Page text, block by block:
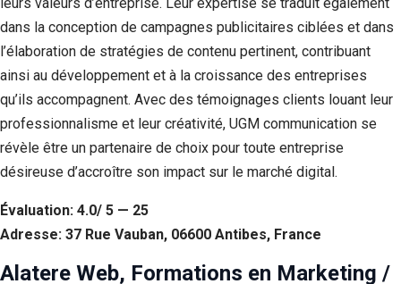
dans la conception de campagnes publicitaires ciblées et dans
l’élaboration de stratégies de contenu pertinent, contribuant
ainsi au développement et à la croissance des entreprises
qu’ils accompagnent. Avec des témoignages clients louant leur
professionnalisme et leur créativité, UGM communication se
révèle être un partenaire de choix pour toute entreprise
désireuse d’accroître son impact sur le marché digital.
Évaluation: 4.0/ 5 — 25
Adresse: 37 Rue Vauban, 06600 Antibes, France
Alatere Web, Formations en Marketing /